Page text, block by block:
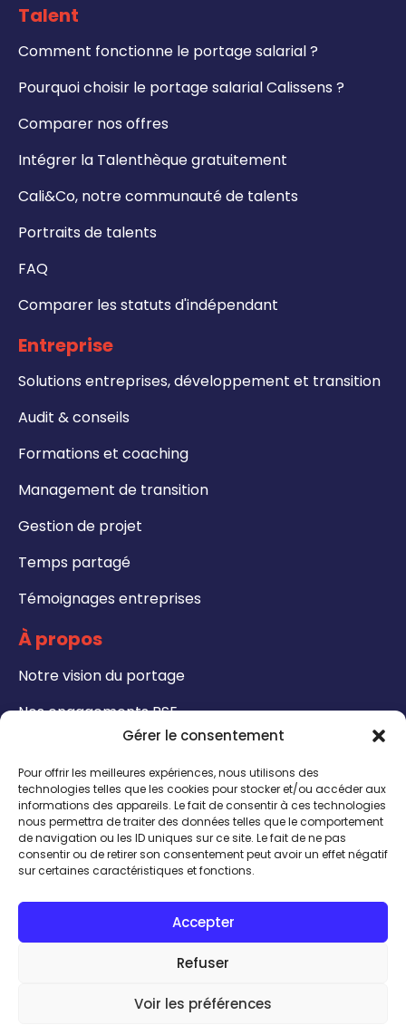
Gérer le consentement
Pour offrir les meilleures expériences, nous utilisons des
technologies telles que les cookies pour stocker et/ou accéder aux
informations des appareils. Le fait de consentir à ces technologies
nous permettra de traiter des données telles que le comportement
de navigation ou les ID uniques sur ce site. Le fait de ne pas
consentir ou de retirer son consentement peut avoir un effet négatif
sur certaines caractéristiques et fonctions.
Accepter
Refuser
Voir les préférences
Talent expert
J'ai besoin de
Talent
Comment fonctionne le portage salarial ?
Pourquoi choisir le portage salarial Calissens ?
Comparer nos offres
Intégrer la Talenthèque gratuitement
Cali&Co, notre communauté de talents
Portraits de talents
FAQ
Comparer les statuts d'indépendant
Entreprise
Solutions entreprises, développement et transition
Audit & conseils
Formations et coaching
Management de transition
Gestion de projet
Temps partagé
Témoignages entreprises
À propos
Notre vision du portage
Nos engagements RSE
Notre catalogue de formation
Formateurs - Bénéficiez de notre certification
QUALIOPI
INSCRIPTION TALENTHÈQUE
Mentions légales| Politique de confidentialité